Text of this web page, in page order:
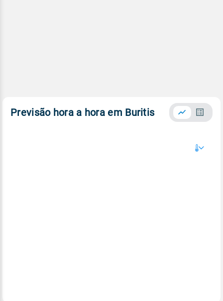
Previsão hora a hora em Buritis